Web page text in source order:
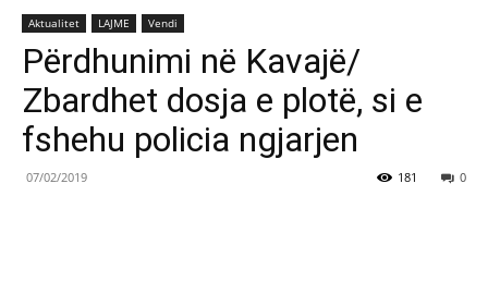
Aktualitet LAJME Vendi
Përdhunimi në Kavajë/
Zbardhet dosja e plotë, si e
fshehu policia ngjarjen
07/02/2019 0
181